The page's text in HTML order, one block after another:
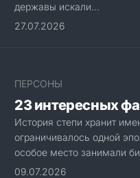
державы искали...
27.07.2026
ПЕРСОНЫ
23 интересных
История степи хранит
ограничивалось одной
особое место занимали
09.07.2026